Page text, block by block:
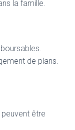
la famille.
de plans.
être